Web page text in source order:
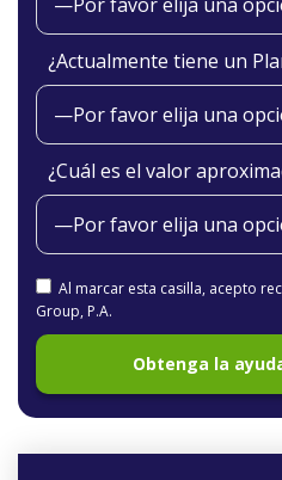
¿Actualmente tiene un
¿Cuál es el valor
Al marcar esta casilla, acepto
Group, P.A.